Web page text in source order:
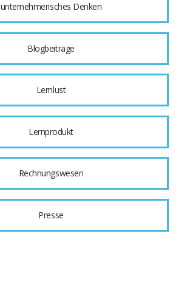
unternehmerisches Denken
Blogbeiträge
Lernlust
Lernprodukt
Rechnungswesen
Presse